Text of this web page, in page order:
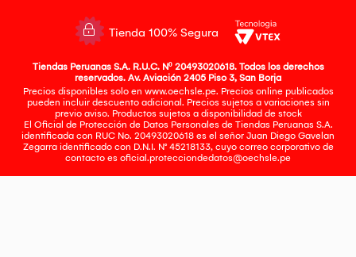
Tienda 100% Segura
Tiendas Peruanas S.A. R.U.C. Nº 20493020618. Todos los derechos
reservados. Av. Aviación 2405 Piso 3, San Borja
Precios disponibles solo en www.oechsle.pe. Precios online publicados
pueden incluir descuento adicional. Precios sujetos a variaciones sin
previo aviso. Productos sujetos a disponibilidad de stock
El Oficial de Protección de Datos Personales de Tiendas Peruanas S.A.
identificada con RUC No. 20493020618 es el señor Juan Diego Gavelan
Zegarra identificado con D.N.I. N° 45218133, cuyo correo corporativo de
contacto es oficial.protecciondedatos@oechsle.pe